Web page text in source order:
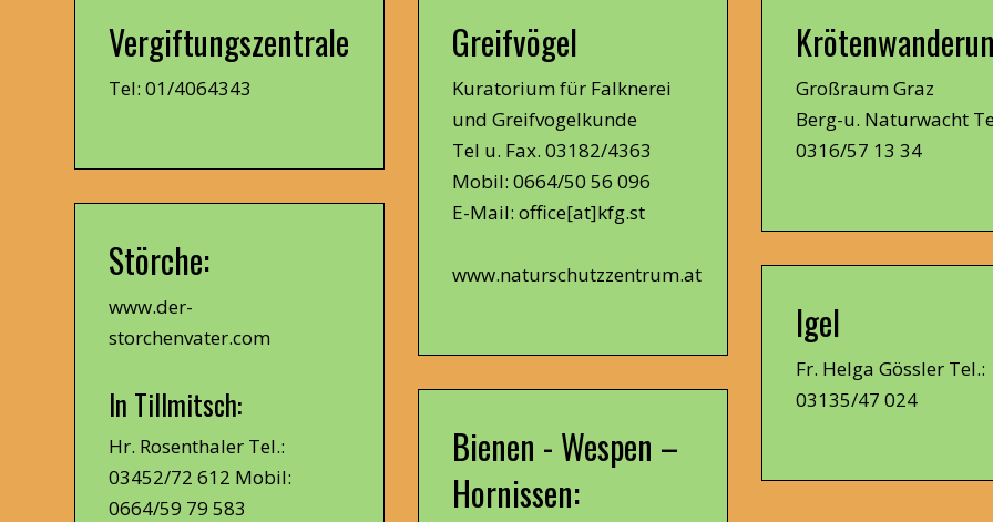
Vergiftungszentrale
Tel: 01/4064343
Störche:
www.der-
storchenvater.com
In Tillmitsch:
Hr. Rosenthaler Tel.:
03452/72 612 Mobil:
0664/59 79 583
Greifvögel
Kuratorium für Falknerei
und Greifvogelkunde
Tel u. Fax. 03182/4363
Mobil:0664/50 56 096
E-Mail: office[at]kfg.st
www.naturschutzzentrum.at
Bienen - Wespen –
Hornissen:
Großraum Graz
Berg-u. Naturwacht
0316/57 13 34
Igel
Fr. Helga Gössler Tel.:
03135/47 024